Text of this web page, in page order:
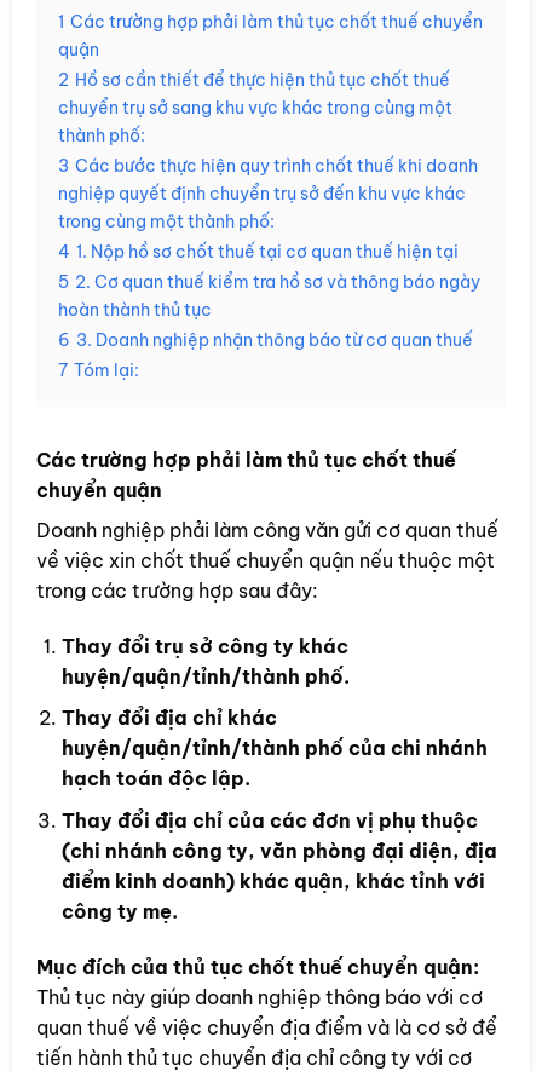
1 Các trường hợp phải làm thủ tục chốt thuế chuyển
quận
2 Hồ sơ cần thiết để thực hiện thủ tục chốt thuế
chuyển trụ sở sang khu vực khác trong cùng một
thành phố:
3 Các bước thực hiện quy trình chốt thuế khi doanh
nghiệp quyết định chuyển trụ sở đến khu vực khác
trong cùng một thành phố:
4 1. Nộp hồ sơ chốt thuế tại cơ quan thuế hiện tại
5 2. Cơ quan thuế kiểm tra hồ sơ và thông báo ngày
hoàn thành thủ tục
6 3. Doanh nghiệp nhận thông báo từ cơ quan thuế
7 Tóm lại:
Các trường hợp phải làm thủ tục chốt thuế
chuyển quận
Doanh nghiệp phải làm công văn gửi cơ quan thuế
về việc xin chốt thuế chuyển quận nếu thuộc một
trong các trường hợp sau đây:
Thay đổi trụ sở công ty khác
huyện/quận/tỉnh/thành phố.
Thay đổi địa chỉ khác
huyện/quận/tỉnh/thành phố của chi nhánh
hạch toán độc lập.
Thay đổi địa chỉ của các đơn vị phụ thuộc
(chi nhánh công ty, văn phòng đại diện, địa
điểm kinh doanh) khác quận, khác tỉnh với
công ty mẹ.
Mục đích của thủ tục chốt thuế chuyển quận:
Thủ tục này giúp doanh nghiệp thông báo với cơ
quan thuế về việc chuyển địa điểm và là cơ sở để
tiến hành thủ tục chuyển địa chỉ công ty với cơ